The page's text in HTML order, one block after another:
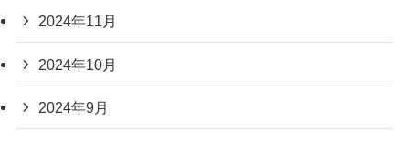
2024年11月
2024年10月
2024年9月